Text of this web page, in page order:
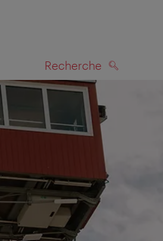
Recherche